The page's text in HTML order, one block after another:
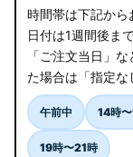
時間帯は下記から
日付は1週間後ま
「ご注文当日」
た場合は「指定な
午前中 14時
19時〜21時